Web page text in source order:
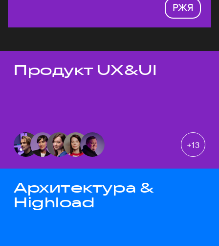
РЖЯ
Темы докладов
Продукт UX&UI
+13
Архитектура &
Highload